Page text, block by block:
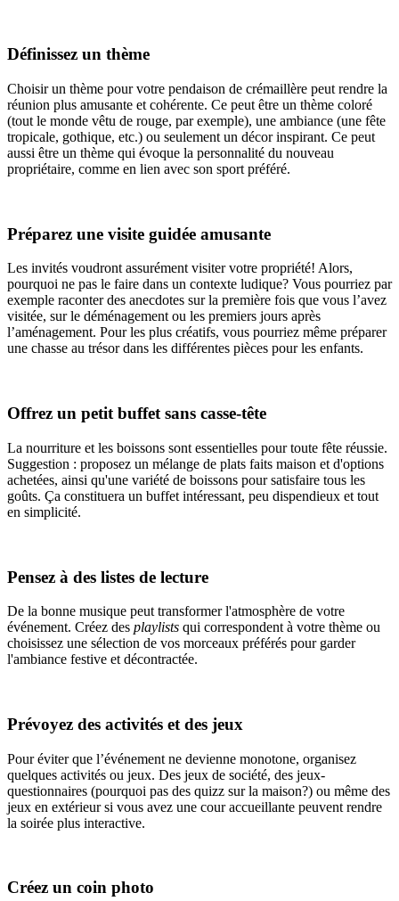
Définissez un thème
Choisir un thème pour votre pendaison de crémaillère peut rendre la
réunion plus amusante et cohérente. Ce peut être un thème coloré
(tout le monde vêtu de rouge, par exemple), une ambiance (une fête
tropicale, gothique, etc.) ou seulement un décor inspirant. Ce peut
aussi être un thème qui évoque la personnalité du nouveau
propriétaire, comme en lien avec son sport préféré.
Préparez une visite guidée amusante
Les invités voudront assurément visiter votre propriété! Alors,
pourquoi ne pas le faire dans un contexte ludique? Vous pourriez par
exemple raconter des anecdotes sur la première fois que vous l’avez
visitée, sur le déménagement ou les premiers jours après
l’aménagement. Pour les plus créatifs, vous pourriez même préparer
une chasse au trésor dans les différentes pièces pour les enfants.
Offrez un petit buffet sans casse-tête
La nourriture et les boissons sont essentielles pour toute fête réussie.
Suggestion : proposez un mélange de plats faits maison et d'options
achetées, ainsi qu'une variété de boissons pour satisfaire tous les
goûts. Ça constituera un buffet intéressant, peu dispendieux et tout
en simplicité.
Pensez à des listes de lecture
De la bonne musique peut transformer l'atmosphère de votre
événement. Créez des playlists qui correspondent à votre thème ou
choisissez une sélection de vos morceaux préférés pour garder
l'ambiance festive et décontractée.
Prévoyez des activités et des jeux
Pour éviter que l’événement ne devienne monotone, organisez
quelques activités ou jeux. Des jeux de société, des jeux-
questionnaires (pourquoi pas des quizz sur la maison?) ou même des
jeux en extérieur si vous avez une cour accueillante peuvent rendre
la soirée plus interactive.
Créez un coin photo